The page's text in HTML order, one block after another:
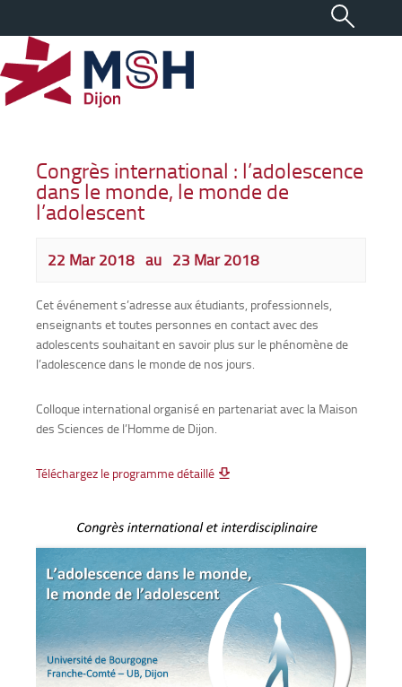
Congrès international : l’adolescence
dans le monde, le monde de
l’adolescent
22 Mar 2018 au 23 Mar 2018
Cet événement s’adresse aux étudiants, professionnels,
enseignants et toutes personnes en contact avec des
adolescents souhaitant en savoir plus sur le phénomène de
l’adolescence dans le monde de nos jours.
Colloque international organisé en partenariat avec la Maison
des Sciences de l’Homme de Dijon.
Téléchargez le programme détaillé